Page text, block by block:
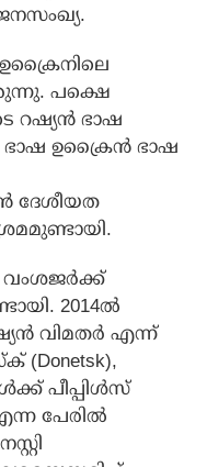
പക്ഷെ
റഷ്യന്‍ ഭാഷ
ഭാഷ ഉക്രൈന്‍ ഭാഷ
ദേശീയത
2014ല്‍
വിമതര്‍ എന്ന്
(Donetsk),
പീപ്പിള്‍സ്
പേരില്‍